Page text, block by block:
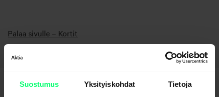
Suostumus Yksityiskohdat Tietoja
Palaa sivulle – Kortit